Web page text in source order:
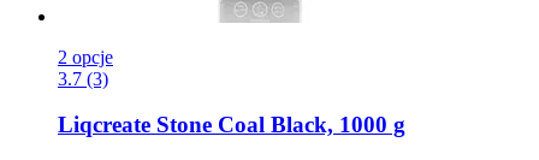
2 opcje
3.7 (3)
Liqcreate Stone Coal Black, 1000 g